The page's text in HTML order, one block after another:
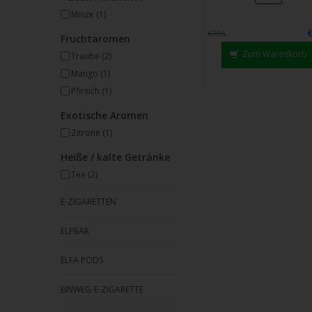
Minze (1)
Fruchtaromen
Traube (2)
Mango (1)
Pfirsich (1)
Exotische Aromen
Zitrone (1)
Heiße / kalte Getränke
Tee (2)
E-ZIGARETTEN
ELFBAR
ELFA PODS
EINWEG-E-ZIGARETTE
€7,95
Zum Warenkorb